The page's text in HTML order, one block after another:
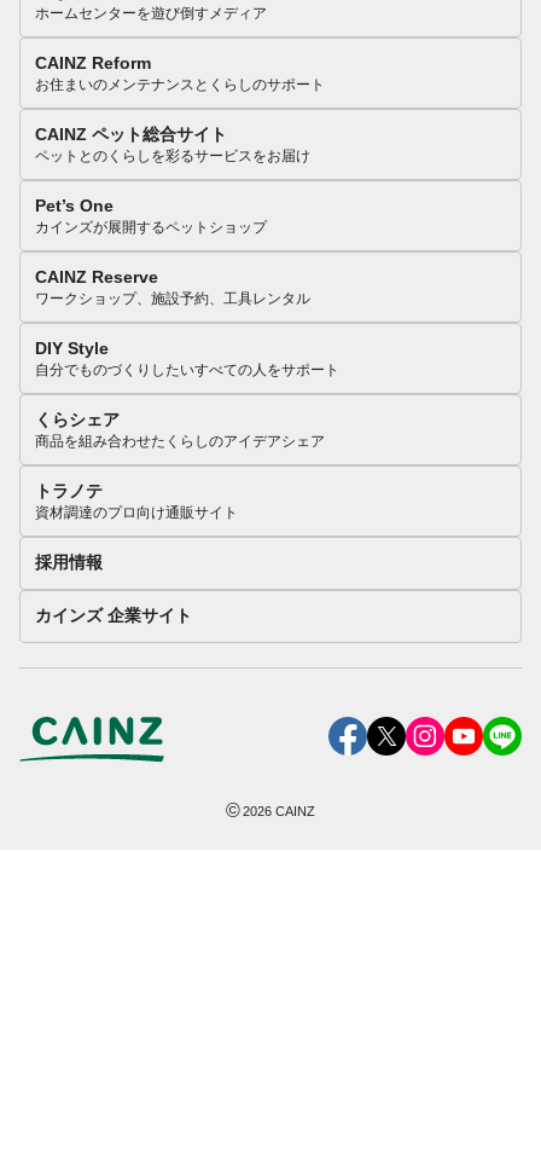
ホームセンターを遊び倒すメディア
CAINZ Reform
お住まいのメンテナンスとくらしのサポート
CAINZ ペット総合サイト
ペットとのくらしを彩るサービスをお届け
Pet’s One
カインズが展開するペットショップ
CAINZ Reserve
ワークショップ、施設予約、工具レンタル
DIY Style
自分でものづくりしたいすべての人をサポート
くらシェア
商品を組み合わせたくらしのアイデアシェア
トラノテ
資材調達のプロ向け通販サイト
採用情報
カインズ 企業サイト
©2026 CAINZ